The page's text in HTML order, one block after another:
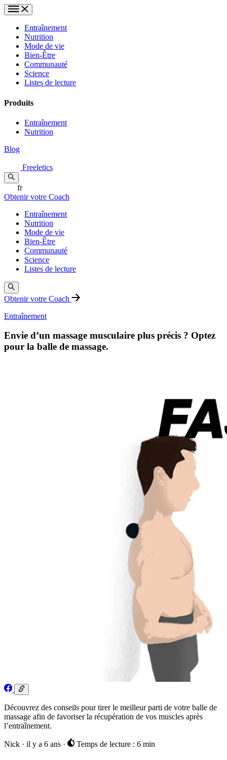
Entraînement
Nutrition
Mode de vie
Bien-Être
Communauté
Science
Listes de lecture
Produits
Entraînement
Nutrition
Blog
Freeletics
fr
Obtenir votre Coach
Entraînement
Nutrition
Mode de vie
Bien-Être
Communauté
Science
Listes de lecture
Obtenir votre Coach
Entraînement
Envie d’un massage musculaire plus précis ? Optez
pour la balle de massage.
Découvrez des conseils pour tirer le meilleur parti de votre balle de
massage afin de favoriser la récupération de vos muscles après
l’entraînement.
Nick · il y a 6 ans · Temps de lecture : 6 min